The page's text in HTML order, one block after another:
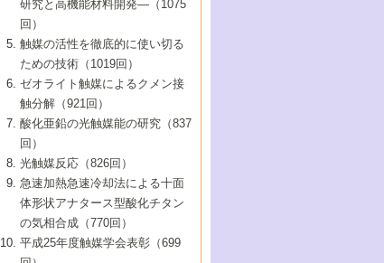
7号 サブナノレベルでみた新しい表面現象
8号 オレフィン重合触媒の新たな展
6号 第92回触媒討論会
7号 基礎化学品製造の触媒技術
8号 資源の循環と触媒技術
6号 第90回触媒討論会
7号 触媒研究と学術雑誌/情報
8号 若い世代からみた触媒化学の現状と未
5号 触媒研究における新しい切り口：コン
ビナトリアルケミストリー
6号 第88回触媒討論会特集号
7号 企業における触媒研究のブレークスル
8号 この材料を触媒として使ってみません
5号 触媒のおもしろさをどのように伝える
6号 第86回触媒討論会
7号 水素化精製触媒の新しい展開
8号 新しい反応性と機能性を目指した金属
クラスタ-化学
3号 均一系触媒反応最前線
4号 実用炭素材料の新展開
5号 研究の方法論を考える
7号 機能性金属材料と触媒
8号 触媒研究へのNMRの応用と展望
進展と21世紀への提言/創立40周年記念・触
媒学会この10年の歩みとこれから/創立40周
2号 第81回触媒討論会
3号 計算機触媒化学へのさそい
4号 触媒劣化の制御と予測
5号 最新の実用プロセスと触媒
6号 第82回触媒討論会
7号 ナノ構造体の化学
8号 あの反応は今
1号 均一系と不均一系触媒反応-その特徴と
接点
2号 第79回触媒討論会
3号 最新NO除去触媒の実用化研究
4号 新しい反応場を目指した触媒調製
5号 反応・分離技術の新しい展開
6号 第80回触媒討論会
8号 AFMでみる世界
▼38巻（1996年）
1号 触媒の構造と触媒作用/C1化学を中心と
する21世紀への触媒
3号 オリンピックメダル:金・銀・銅はどん
な触媒作用を示すか
4号 触媒作用における機能の複合化
5号 未来を拓け！若手研究者
6号 第78回触媒討論会
7号 ダイナミックな領域への触媒研究の展
開/C1化学を中心とする21世紀への触媒
▼37巻（1995年）
1号 ファインケミカルズと固体触媒
2号 第75回触媒討論会
3号 希土類を利用した触媒
4号 触媒とリサイクル
5号 エネルギー変換触媒
6号 第76回触媒討論会
7号 表面吸着相の新しい展開
8号 マイクロポーラス・クリスタル触媒の
▼36巻（1994年）
1号 電気化学と触媒
2号 第73回触媒討論会
3号 C4化学の展開
4号 《通常号》
5号 《通常号》
6号 第74回触媒討論会
▼35巻（1993年）
1号 工業触媒開発マニュアル―探索から工
業化まで
2号 第71回触媒討論会
3号 研究開発のうらおもて―着想と展開
4号 触媒劣化と寿命の予測
5号 環境に優しい触媒
▼34巻（1992年）
1号 インパクトを与えたこの研究
2号 第69回触媒討論会
3号 ケミカルズ合成触媒―新しい展開と応
▼33巻（1991年）
1号 触媒プロセス開発マニュアル―探索か
ら工業化まで，知っておきたいこと PartII
2号 第67回触媒討論会
▼32巻（1990年）
1号 21世紀に向けて触媒研究の飛躍をめざ
す―触媒化学の裾野を広げよう
2号 第65回触媒討論会
▼31巻（1989年）
1号 情報科学と反応設計・材料設計
▼30巻（1988年）
研究と高機能材料開発―（1075
回）
触媒の活性を徹底的に使い切る
ための技術（1019回）
ゼオライト触媒によるクメン接
触分解（921回）
酸化亜鉛の光触媒能の研究（837
回）
光触媒反応（826回）
急速加熱急速冷却法による十面
体形状アナタース型酸化チタン
の気相合成（770回）
平成25年度触媒学会表彰（699